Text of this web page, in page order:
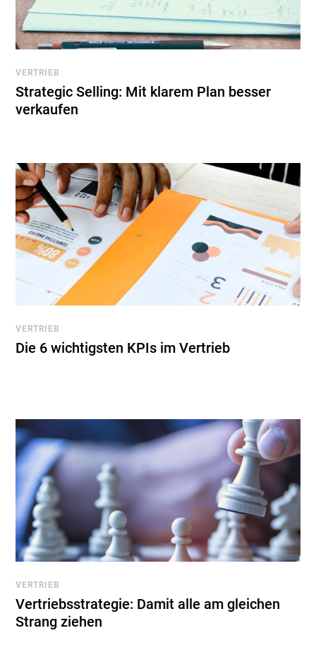
VERTRIEB
Strategic Selling: Mit klarem Plan besser
verkaufen
VERTRIEB
Die 6 wichtigsten KPIs im Vertrieb
VERTRIEB
Vertriebsstrategie: Damit alle am gleichen
Strang ziehen